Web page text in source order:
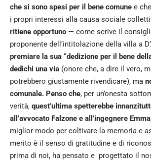
che si sono spesi per il bene comune e
i propri interessi alla causa sociale
ritiene opportuno — come scrive il
proponente dell’intitolazione della villa a
premiare la sua “dedizione per il bene
dedichi una via (onore che, a dire il vero,
potrebbero giustamente rivendicare), ma
comunale. Penso che, per un’onesta
verità, quest’ultima spetterebbe
all’avvocato Falzone e all’ingegnere
miglior modo per coltivare la memoria e
merito è il senso di gratitudine e di
prima di noi, ha pensato e progettato il